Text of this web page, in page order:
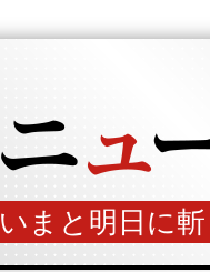
いまと明日に